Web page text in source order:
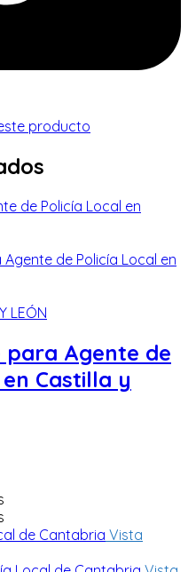
producto
LEÓN
para Agente de
Castilla y
Vista